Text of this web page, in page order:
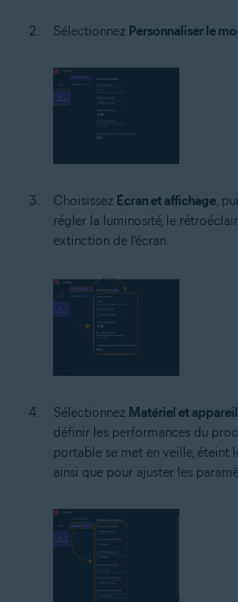
Sélectionnez Personnaliser le
Choisissez Écran et affichage ,
régler la luminosité, le
extinction de l'écran.
Sélectionnez Matériel et
définir les performances du
portable se met en veille, éteint
ainsi que pour ajuster les